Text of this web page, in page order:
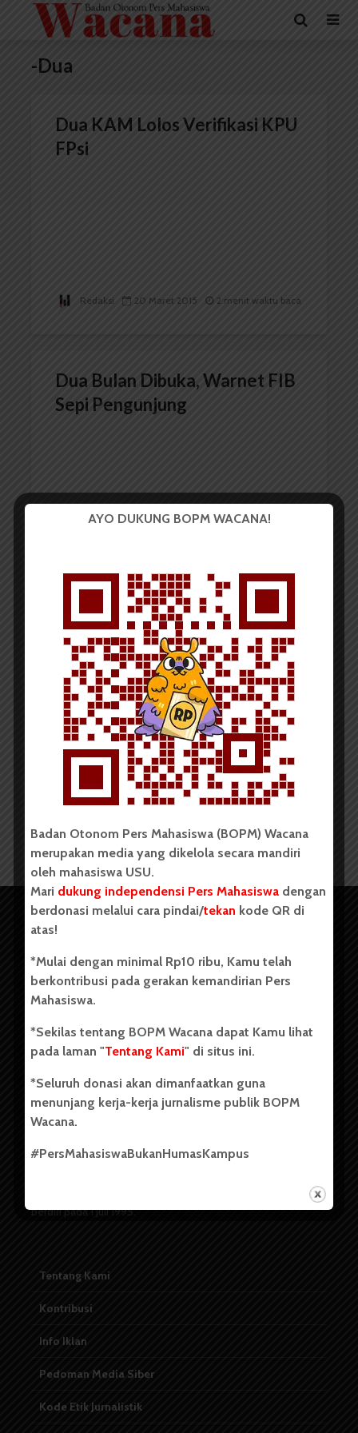
-Dua
Dua KAM Lolos Verifikasi KPU
FPsi
Redaksi 20 Maret 2015 2 menit waktu baca
Dua Bulan Dibuka, Warnet FIB
Sepi Pengunjung
Dua Tahun Vakum, Pengurus
IPTR USU Dilantik
Copyright © 2023. All rights reserved BOPM WACANA.
Badan Otonom Pers Mahasiswa (BOPM) Wacana merupakan
secara mandiri oleh mahasiswa Universitas Sumatera Utara
(USU). Sebelumnya BOPM Wacana merupakan salah satu
berdiri pada 1 Juli 1995.
Tentang Kami
Kontribusi
Info Iklan
Pedoman Media Siber
Kode Etik Jurnalistik
AYO DUKUNG BOPM WACANA!
Badan Otonom Pers Mahasiswa (BOPM) Wacana
merupakan media yang dikelola secara mandiri
oleh mahasiswa USU.
Mari dukung independensi Pers Mahasiswa dengan
berdonasi melalui cara pindai/tekan kode QR di
atas!
*Mulai dengan minimal Rp10 ribu, Kamu telah
berkontribusi pada gerakan kemandirian Pers
Mahasiswa.
*Sekilas tentang BOPM Wacana dapat Kamu lihat
pada laman "Tentang Kami" di situs ini.
*Seluruh donasi akan dimanfaatkan guna
menunjang kerja-kerja jurnalisme publik BOPM
Wacana.
#PersMahasiswaBukanHumasKampus